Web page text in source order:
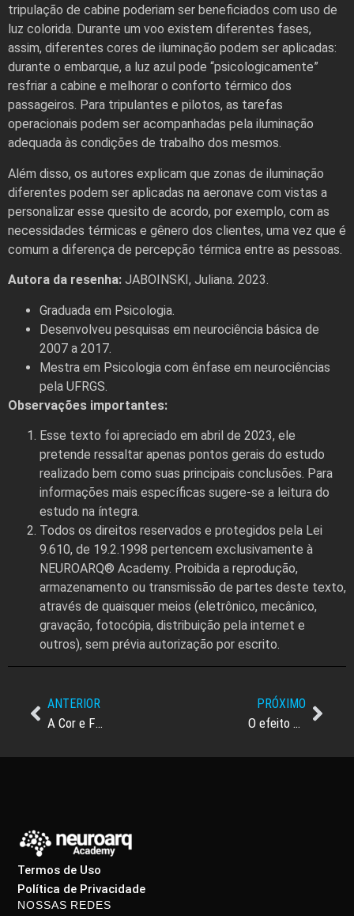
tripulação de cabine poderiam ser beneficiados com uso de
luz colorida. Durante um voo existem diferentes fases,
assim, diferentes cores de iluminação podem ser aplicadas:
durante o embarque, a luz azul pode “psicologicamente”
resfriar a cabine e melhorar o conforto térmico dos
passageiros. Para tripulantes e pilotos, as tarefas
operacionais podem ser acompanhadas pela iluminação
adequada às condições de trabalho dos mesmos.
Além disso, os autores explicam que zonas de iluminação
diferentes podem ser aplicadas na aeronave com vistas a
personalizar esse quesito de acordo, por exemplo, com as
necessidades térmicas e gênero dos clientes, uma vez que é
comum a diferença de percepção térmica entre as pessoas.
Autora da resenha: JABOINSKI, Juliana. 2023.
Graduada em Psicologia.
Desenvolveu pesquisas em neurociência básica de
2007 a 2017.
Mestra em Psicologia com ênfase em neurociências
pela UFRGS.
Observações importantes:
Esse texto foi apreciado em abril de 2023, ele
pretende ressaltar apenas pontos gerais do estudo
realizado bem como suas principais conclusões. Para
informações mais específicas sugere-se a leitura do
estudo na íntegra.
Todos os direitos reservados e protegidos pela Lei
9.610, de 19.2.1998 pertencem exclusivamente à
NEUROARQ® Academy. Proibida a reprodução,
armazenamento ou transmissão de partes deste texto,
através de quaisquer meios (eletrônico, mecânico,
gravação, fotocópia, distribuição pela internet e
outros), sem prévia autorização por escrito.
ANTERIOR
A Cor e Funcionamento Psicológico em uma Residência Universitária
PRÓXIMO
O efeito da cor na percepção estética, emoção, e comportamento no mercado de luxo.
Termos de Uso
Política de Privacidade
NOSSAS REDES